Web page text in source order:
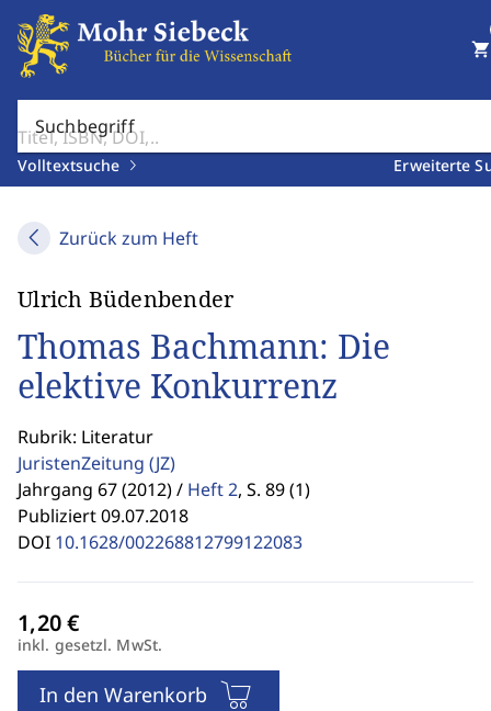
Suchbegriff
Volltextsuche Erweiterte
shopping_cart
Zurück zum Heft
Ulrich Büdenbender
Thomas Bachmann: Die
elektive Konkurrenz
Rubrik: Literatur
JuristenZeitung (JZ)
Jahrgang 67 (2012) / Heft 2, S. 89 (1)
Publiziert 09.07.2018
DOI 10.1628/002268812799122083
inkl. gesetzl. MwSt.
In den Warenkorb